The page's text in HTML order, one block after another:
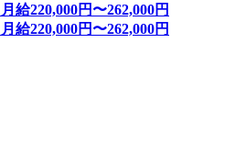
月給220,000円〜262,000円
月給220,000円〜262,000円